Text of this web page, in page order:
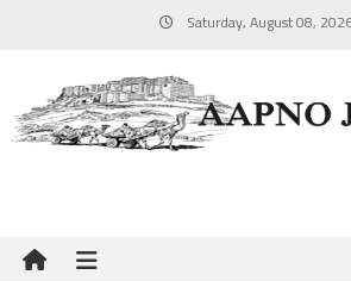
Saturday, August 08,